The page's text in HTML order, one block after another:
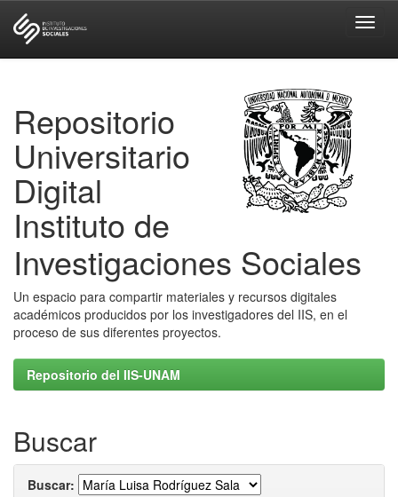
Repositorio
Universitario
Digital
Instituto de
Investigaciones Sociales
Un espacio para compartir materiales y recursos digitales
académicos producidos por los investigadores del IIS, en el
proceso de sus diferentes proyectos.
Repositorio del IIS-UNAM
Buscar
Buscar: